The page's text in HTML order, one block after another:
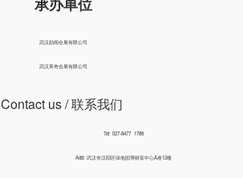
武汉励闻会展有限公司
武汉英奇会展有限公司
Contact us/ 联系我们
Tel: 027-8477 1788
Add: 武汉市汉阳区绿地国博财富中心A座12楼